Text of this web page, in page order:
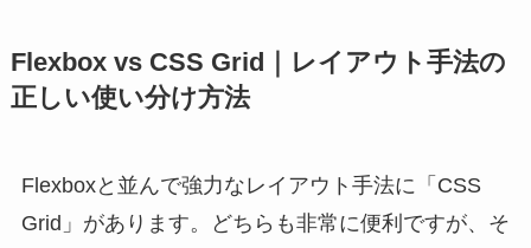
Flexbox vs CSS Grid｜レイアウト手法の
正しい使い分け方法
Flexboxと並んで強力なレイアウト手法に「CSS
Grid」があります。どちらも非常に便利ですが、そ